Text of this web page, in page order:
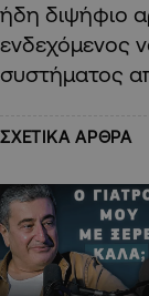
ήδη διψήφιο
ενδεχόμενος
συστήματος
ΣΧΕΤΙΚΑ ΑΡΘΡΑ